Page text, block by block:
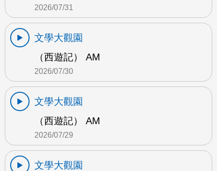
2026/07/31
文學大觀園
（西遊記） AM
2026/07/30
文學大觀園
（西遊記） AM
2026/07/29
文學大觀園